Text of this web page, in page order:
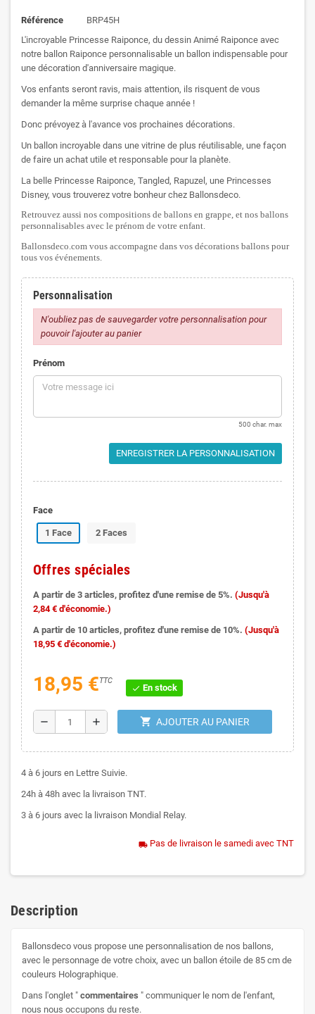
Référence
BRP45H
L'incroyable Princesse Raiponce, du dessin Animé Raiponce avec
notre ballon Raiponce personnalisable un ballon indispensable pour
une décoration d'anniversaire magique.
Vos enfants seront ravis, mais attention, ils risquent de vous
demander la même surprise chaque année !
Donc prévoyez à l'avance vos prochaines décorations.
Un ballon incroyable dans une vitrine de plus réutilisable, une façon
de faire un achat utile et responsable pour la planète.
La belle Princesse Raiponce, Tangled, Rapuzel, une Princesses
Disney, vous trouverez votre bonheur chez Ballonsdeco.
Retrouvez aussi nos compositions de ballons en grappe, et nos ballons
personnalisables avec le prénom de votre enfant.
Ballonsdeco.com vous accompagne dans vos décorations ballons pour
tous vos événements.
Personnalisation
N'oubliez pas de sauvegarder votre personnalisation pour
pouvoir l'ajouter au panier
Prénom
500 char. max
ENREGISTRER LA PERSONNALISATION
Face
1 Face 2 Faces
Offres spéciales
A partir de 3 articles, profitez d'une remise de 5%. (Jusqu'à
2,84 € d'économie.)
A partir de 10 articles, profitez d'une remise de 10%. (Jusqu'à
18,95 € d'économie.)
18,95 €TTC
check En stock
remove add shopping_cart AJOUTER AU PANIER
4 à 6 jours en Lettre Suivie.
24h à 48h avec la livraison TNT.
3 à 6 jours avec la livraison Mondial Relay.
local_shipping Pas de livraison le samedi avec TNT
Description
Ballonsdeco vous propose une personnalisation de nos ballons,
avec le personnage de votre choix, avec un ballon étoile de 85 cm de
couleurs Holographique.
Dans l'onglet " commentaires " communiquer le nom de l'enfant,
nous nous occupons du reste.